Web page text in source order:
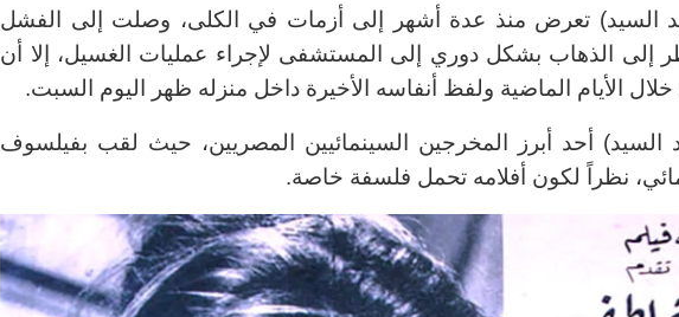
السيد) تعرض منذ عدة أشهر إلى أزمات في الكلى، وصلت إلى الفشل
إلى الذهاب بشكل دوري إلى المستشفى لإجراء عمليات الغسيل، إلا أن
الأيام الماضية ولفظ أنفاسه الأخيرة داخل منزله ظهر اليوم السبت.
السيد) أحد أبرز المخرجين السينمائيين المصريين، حيث لقب بفيلسوف
نظراً لكون أفلامه تحمل فلسفة خاصة.